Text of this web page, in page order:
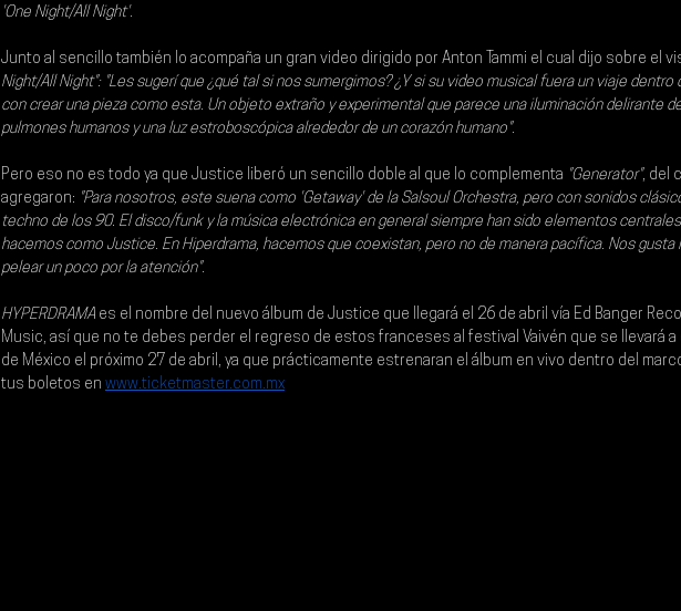
'One Night/All Night'.
Junto al sencillo también lo acompaña un gran video dirigido por Anton Tammi el cual dijo sobre el
Night/All Night": "Les sugerí que ¿qué tal si nos sumergimos? ¿Y si su video musical fuera un viaje dentro
con crear una pieza como esta. Un objeto extraño y experimental que parece una iluminación delirante
pulmones humanos y una luz estroboscópica alrededor de un corazón humano".
Pero eso no es todo ya que Justice liberó un sencillo doble al que lo complementa "Generator", del
agregaron: "Para nosotros, este suena como 'Getaway' de la Salsoul Orchestra, pero con sonidos
techno de los 90. El disco/funk y la música electrónica en general siempre han sido elementos
hacemos como Justice. En Hiperdrama, hacemos que coexistan, pero no de manera pacífica. Nos gusta
pelear un poco por la atención".
HYPERDRAMA es el nombre del nuevo álbum de Justice que llegará el 26 de abril vía Ed Banger
Music, así que no te debes perder el regreso de estos franceses al festival Vaivén que se llevará a
de México el próximo 27 de abril, ya que prácticamente estrenaran el álbum en vivo dentro del
tus boletos en www.ticketmaster.com.mx